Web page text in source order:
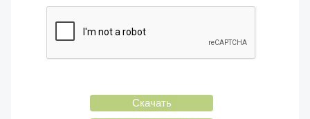
Скачать